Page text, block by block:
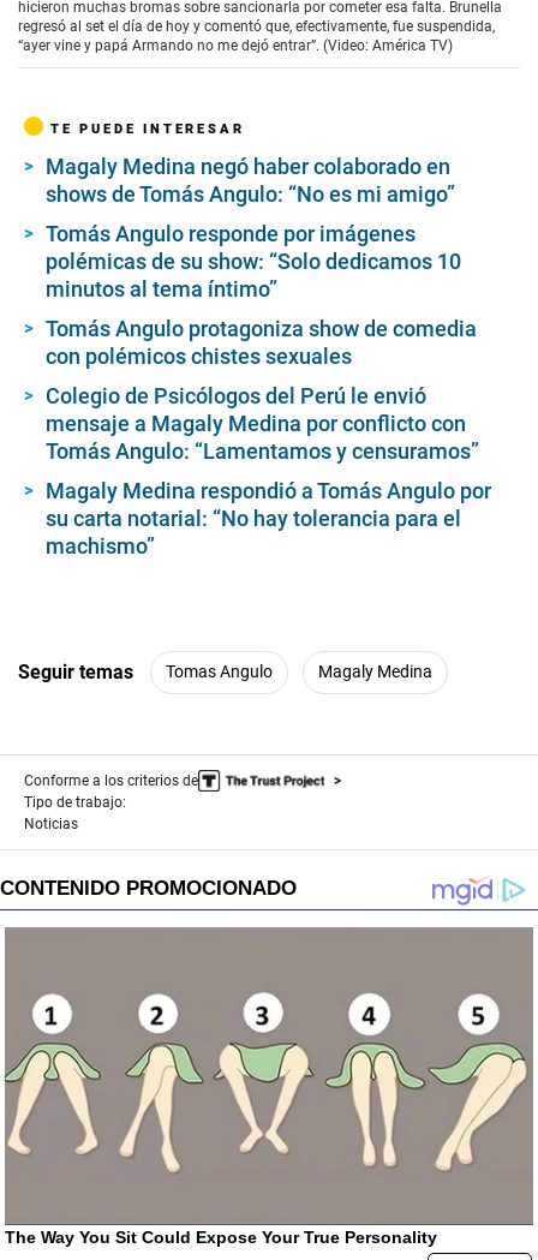
hicieron muchas bromas sobre sancionarla por cometer esa falta. Brunella
regresó al set el día de hoy y comentó que, efectivamente, fue suspendida,
“ayer vine y papá Armando no me dejó entrar”. (Video: América TV)
TE PUEDE INTERESAR
Magaly Medina negó haber colaborado en
shows de Tomás Angulo: “No es mi amigo”
Tomás Angulo responde por imágenes
polémicas de su show: “Solo dedicamos 10
minutos al tema íntimo”
Tomás Angulo protagoniza show de comedia
con polémicos chistes sexuales
Colegio de Psicólogos del Perú le envió
mensaje a Magaly Medina por conflicto con
Tomás Angulo: “Lamentamos y censuramos”
Magaly Medina respondió a Tomás Angulo por
su carta notarial: “No hay tolerancia para el
machismo”
Seguir temas Tomas Angulo Magaly Medina
Conforme a los criterios de
Tipo de trabajo:
Noticias